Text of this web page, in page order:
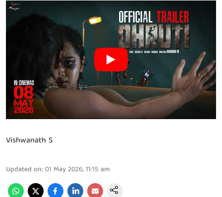
Vishwanath S
Updated on: 01 May 2026, 11:15 am